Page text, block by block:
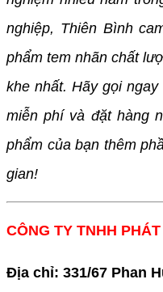
nghiệp, Thiên Bình
phẩm tem nhãn chất
khe nhất. Hãy gọi
miễn phí và đặt hàng
phẩm của bạn thêm
gian!
CÔNG TY TNHH
Địa chỉ: 331/67 Phan